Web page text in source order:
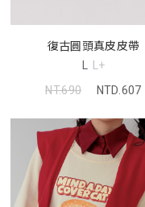
復古圓頭真皮皮帶
L L+
NT.690
NTD.607